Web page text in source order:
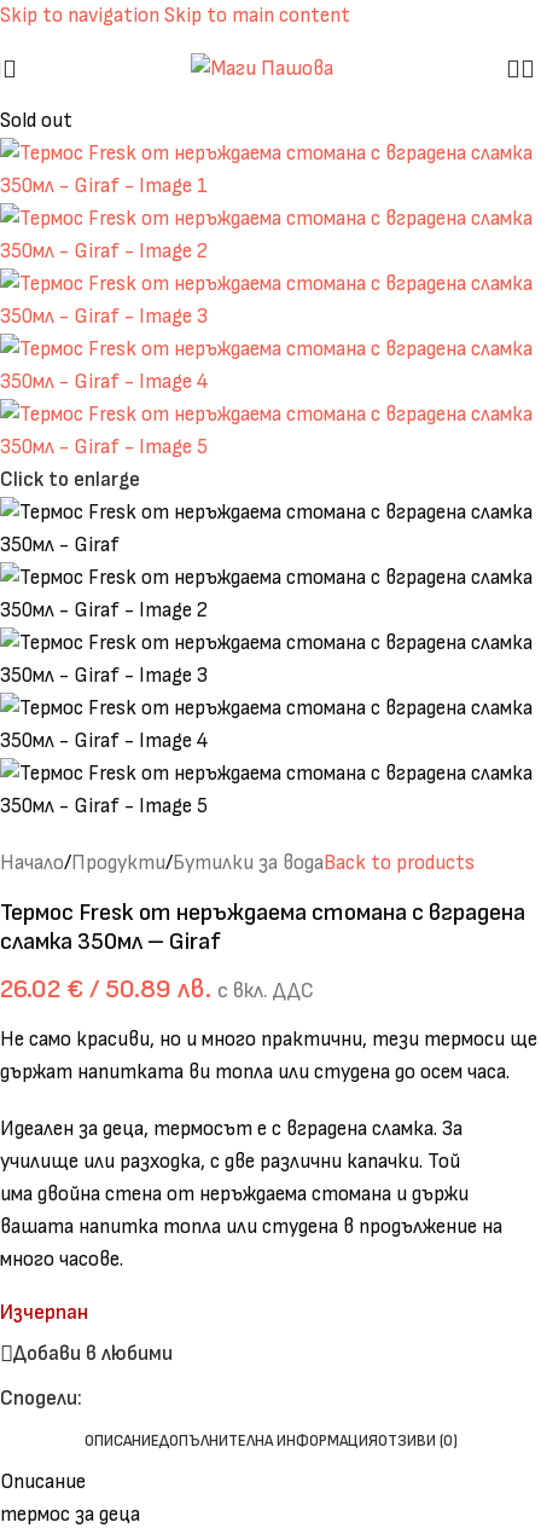
Skip to navigation Skip to main content
Sold out
Click to enlarge
Начало/Продукти/Бутилки за водаBack to products
Термос Fresk от неръждаема стомана с вградена
сламка 350мл – Giraf
26.02 € / 50.89 лв. с вкл. ДДС
Не само красиви, но и много практични, тези термоси ще
държат напитката ви топла или студена до осем часа.
Идеален за деца, термосът е с вградена сламка. За
училище или разходка, с две различни капачки. Той
има двойна стена от неръждаема стомана и държи
вашата напитка топла или студена в продължение на
много часове.
Изчерпан
Добави в любими
Сподели:
ОПИСАНИЕДОПЪЛНИТЕЛНА ИНФОРМАЦИЯОТЗИВИ (0)
Описание
термос за деца